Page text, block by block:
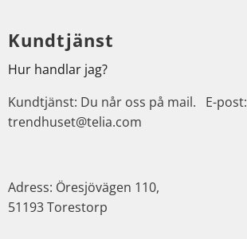
Kundtjänst
Hur handlar jag?
Kundtjänst: Du når oss på mail. E-post:
trendhuset@telia.com
Adress: Öresjövägen 110,
51193 Torestorp